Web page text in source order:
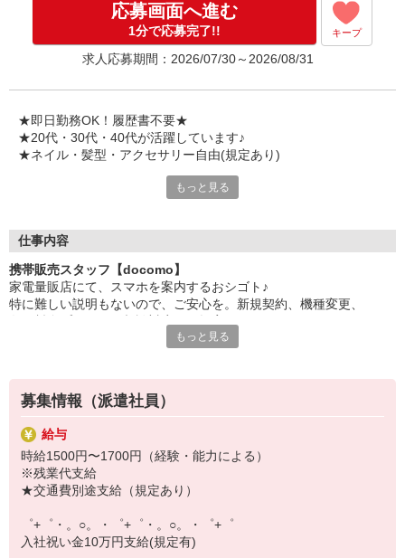
お友達を紹介頂くと,
インセンティブ支給(規定有)
゜・。○。・゜+゜・。○。・゜+゜
応募画面へ進む
1分で応募完了!! キープ
求人応募期間：2026/07/30～2026/08/31
★即日勤務OK！履歴書不要★
★20代・30代・40代が活躍しています♪
★ネイル・髪型・アクセサリー自由(規定あり)
でも心配ご無用！
お互いに教え合ったり、フォローしあったりする
和気あいあいとした人間関係がある店舗ばかり！
皆で一緒にステップアップしましょう♪
【選べるお仕事いろいろ】
▼オフィスワーク
事務、経理、データ入力、コールセンター、受付
▼工場・製造・軽作業系
機械/食品製造・梱包・仕分け・加工・組立・検査
▼美容系
眉毛サロンのアイブロウ・ネイリスト・エステ
▼営業・販売
法人営業・アパレル販売・個別指導塾・人材紹介
▼人気案件も多数♪
短期・期間限定・オープニング・官公庁案件
上場/優良/大手企業など
もっと見る
仕事内容
携帯販売スタッフ【docomo】
家電量販店にて、スマホを案内するおシゴト♪
特に難しい説明もないので、ご安心を。新規契約、機種変更、
満足度◎
■携帯やインターネット販売業務
docomo(ドコモ)/au(エーユー)・KDDI/softbank(ソフトバンク)など
の大手キャリアから
ワイモバイル(Y!mobille)、楽天モバイル、UQなど格安スマホまで幅
広く紹介可能♪
もっと見る
募集情報（派遣社員）
給与
時給1500円〜1700円（経験・能力による）
※残業代支給
★交通費別途支給（規定あり）
゜+゜・。○。・゜+゜・。○。・゜+゜
入社祝い金10万円支給(規定有)